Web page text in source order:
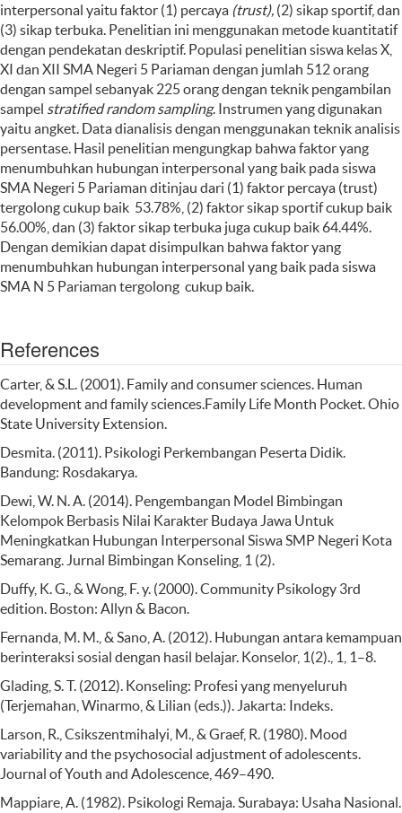
interpersonal yaitu faktor (1) percaya (trust), (2) sikap sportif, dan
(3) sikap terbuka. Penelitian ini menggunakan metode kuantitatif
dengan pendekatan deskriptif. Populasi penelitian siswa kelas X,
XI dan XII SMA Negeri 5 Pariaman dengan jumlah 512 orang
dengan sampel sebanyak 225 orang dengan teknik pengambilan
sampel stratified random sampling. Instrumen yang digunakan
yaitu angket. Data dianalisis dengan menggunakan teknik analisis
persentase. Hasil penelitian mengungkap bahwa faktor yang
menumbuhkan hubungan interpersonal yang baik pada siswa
SMA Negeri 5 Pariaman ditinjau dari (1) faktor percaya (trust)
tergolong cukup baik 53.78%, (2) faktor sikap sportif cukup baik
56.00%, dan (3) faktor sikap terbuka juga cukup baik 64.44%.
Dengan demikian dapat disimpulkan bahwa faktor yang
menumbuhkan hubungan interpersonal yang baik pada siswa
SMA N 5 Pariaman tergolong cukup baik.
References
Carter, & S.L. (2001). Family and consumer sciences. Human
development and family sciences.Family Life Month Pocket. Ohio
State University Extension.
Desmita. (2011). Psikologi Perkembangan Peserta Didik.
Bandung: Rosdakarya.
Dewi, W. N. A. (2014). Pengembangan Model Bimbingan
Kelompok Berbasis Nilai Karakter Budaya Jawa Untuk
Meningkatkan Hubungan Interpersonal Siswa SMP Negeri Kota
Semarang. Jurnal Bimbingan Konseling, 1 (2).
Duffy, K. G., & Wong, F. y. (2000). Community Psikology 3rd
edition. Boston: Allyn & Bacon.
Fernanda, M. M., & Sano, A. (2012). Hubungan antara kemampuan
berinteraksi sosial dengan hasil belajar. Konselor, 1(2)., 1, 1–8.
Glading, S. T. (2012). Konseling: Profesi yang menyeluruh
(Terjemahan, Winarmo, & Lilian (eds.)). Jakarta: Indeks.
Larson, R., Csikszentmihalyi, M., & Graef, R. (1980). Mood
variability and the psychosocial adjustment of adolescents.
Journal of Youth and Adolescence, 469–490.
Mappiare, A. (1982). Psikologi Remaja. Surabaya: Usaha Nasional.